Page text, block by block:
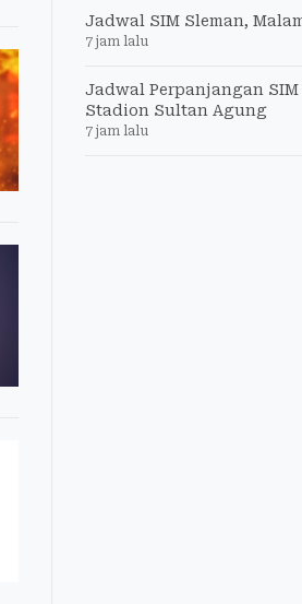
Jadwal SIM Sleman,
7 jam lalu
Jadwal Perpanjangan
Stadion Sultan Agung
7 jam lalu